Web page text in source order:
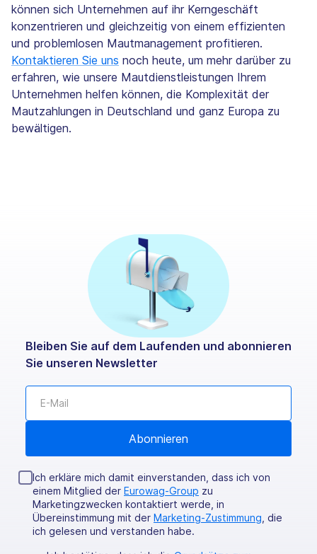
können sich Unternehmen auf ihr Kerngeschäft
konzentrieren und gleichzeitig von einem effizienten
und problemlosen Mautmanagement profitieren.
Kontaktieren Sie uns noch heute, um mehr darüber zu
erfahren, wie unsere Mautdienstleistungen Ihrem
Unternehmen helfen können, die Komplexität der
Mautzahlungen in Deutschland und ganz Europa zu
bewältigen.
Bleiben Sie auf dem Laufenden und abonnieren
Sie unseren Newsletter
Ich erkläre mich damit einverstanden, dass ich von
einem Mitglied der Eurowag-Group zu
Marketingzwecken kontaktiert werde, in
Übereinstimmung mit der Marketing-Zustimmung , die
ich gelesen und verstanden habe.